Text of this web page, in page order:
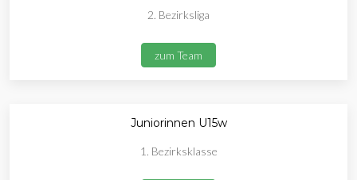
2. Bezirksliga
zum Team
Juniorinnen U15w
1. Bezirksklasse